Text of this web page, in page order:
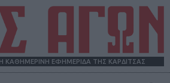
ΚΑΘΗΜΕΡΙΝΗ ΕΦΗΜΕΡΙΔΑ ΤΗΣ ΚΑΡΔΙΤΣΑΣ